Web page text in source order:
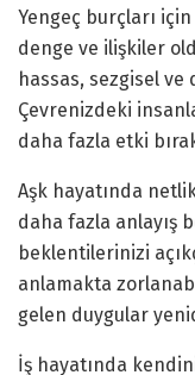
Yengeç burçları
denge ve ilişkiler
hassas, sezgisel
Çevrenizdeki
daha fazla etki
Aşk hayatında
daha fazla anlayış
beklentilerinizi
anlamakta
gelen duygular
İş hayatında